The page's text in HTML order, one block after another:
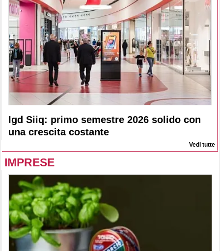
Igd Siiq: primo semestre 2026 solido con
una crescita costante
Vedi tutte
IMPRESE